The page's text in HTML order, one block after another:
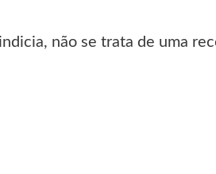
não se trata de uma